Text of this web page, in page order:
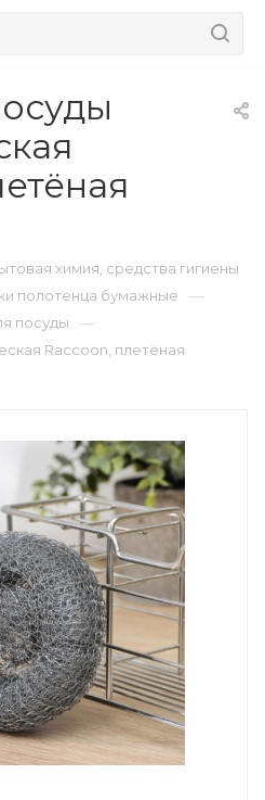
химия, средства гигиены
полотенца бумажные —
посуды —
Raccoon, плетёная